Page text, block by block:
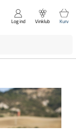
Luk
Log ind Vinklub Kurv